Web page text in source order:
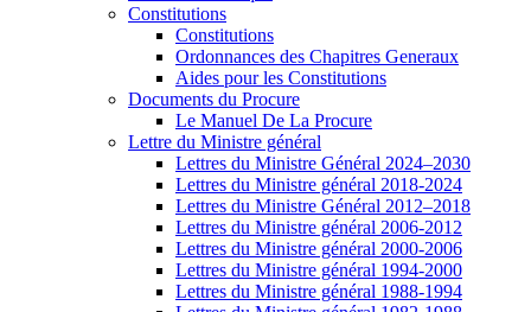
Constitutions
Constitutions
Ordonnances des Chapitres Generaux
Aides pour les Constitutions
Documents du Procure
Le Manuel De La Procure
Lettre du Ministre général
Lettres du Ministre Général 2024–2030
Lettres du Ministre général 2018-2024
Lettres du Ministre Général 2012–2018
Lettres du Ministre général 2006-2012
Lettres du Ministre général 2000-2006
Lettres du Ministre général 1994-2000
Lettres du Ministre général 1988-1994